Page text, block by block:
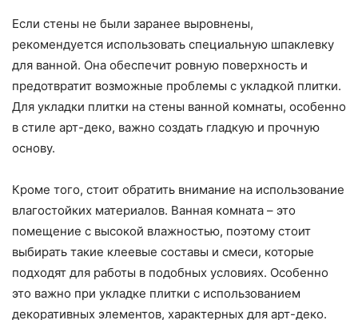
Если стены не были заранее выровнены,
рекомендуется использовать специальную шпаклевку
для ванной. Она обеспечит ровную поверхность и
предотвратит возможные проблемы с укладкой плитки.
Для укладки плитки на стены ванной комнаты, особенно
в стиле арт-деко, важно создать гладкую и прочную
основу.
Кроме того, стоит обратить внимание на использование
влагостойких материалов. Ванная комната – это
помещение с высокой влажностью, поэтому стоит
выбирать такие клеевые составы и смеси, которые
подходят для работы в подобных условиях. Особенно
это важно при укладке плитки с использованием
декоративных элементов, характерных для арт-деко.